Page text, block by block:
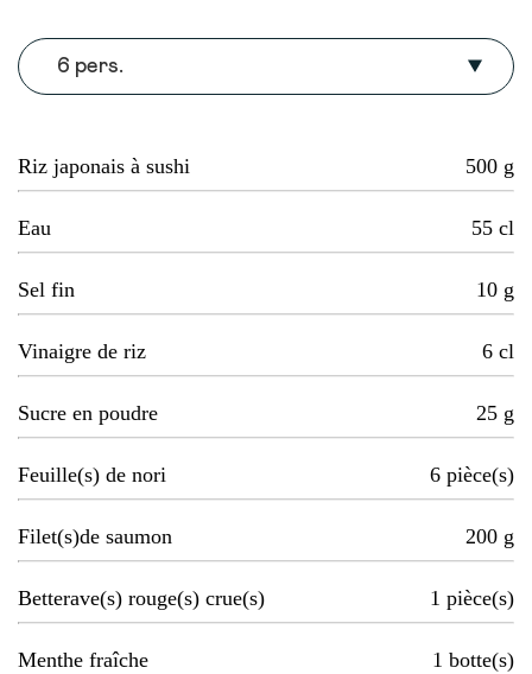
6 pers.
Riz japonais à sushi 500 g
Eau 55 cl
Sel fin 10 g
Vinaigre de riz 6 cl
Sucre en poudre 25 g
Feuille(s) de nori 6 pièce(s)
Filet(s)de saumon 200 g
Betterave(s) rouge(s) crue(s) 1 pièce(s)
Menthe fraîche 1 botte(s)